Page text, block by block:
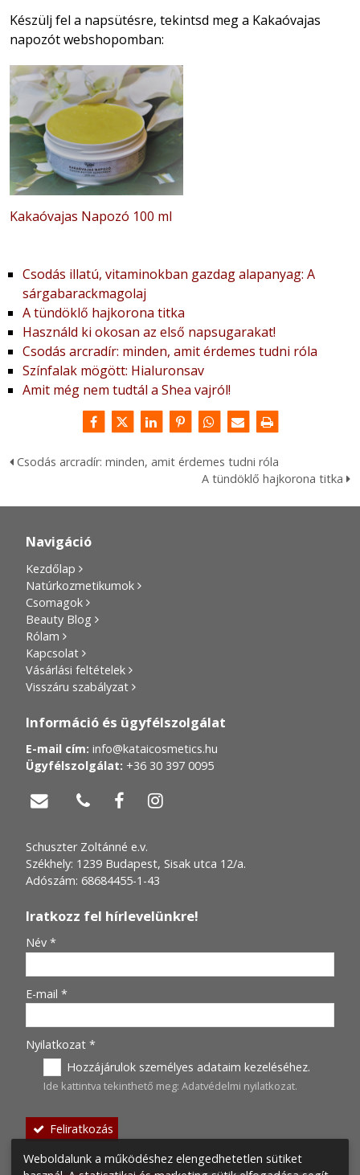
Készülj fel a napsütésre, tekintsd meg a Kakaóvajas
napozót webshopomban:
Kakaóvajas Napozó 100 ml
Csodás illatú, vitaminokban gazdag alapanyag: A
sárgabarackmagolaj
A tündöklő hajkorona titka
Használd ki okosan az első napsugarakat!
Csodás arcradír: minden, amit érdemes tudni róla
Színfalak mögött: Hialuronsav
Amit még nem tudtál a Shea vajról!
Csodás arcradír: minden, amit érdemes tudni róla
A tündöklő hajkorona titka
Navigáció
Kezdőlap
Natúrkozmetikumok
Csomagok
Beauty Blog
Rólam
Kapcsolat
Vásárlási feltételek
Visszáru szabályzat
Információ és ügyfélszolgálat
E-mail cím: info@kataicosmetics.hu
Ügyfélszolgálat: +36 30 397 0095
   
Schuszter Zoltánné e.v.
Székhely: 1239 Budapest, Sisak utca 12/a.
Adószám: 68684455-1-43
Iratkozz fel hírlevelünkre!
-
-
-
Név*
E-mail*
Nyilatkozat*
Hozzájárulok személyes adataim kezeléséhez.
Ide kattintva tekinthető meg: Adatvédelmi nyilatkozat.
Feliratkozás
Weboldalunk a működéshez elengedhetetlen sütiket